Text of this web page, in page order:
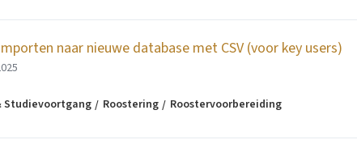
naar nieuwe database met CSV (voor key users)
Studievoortgang Roostering Roostervoorbereiding